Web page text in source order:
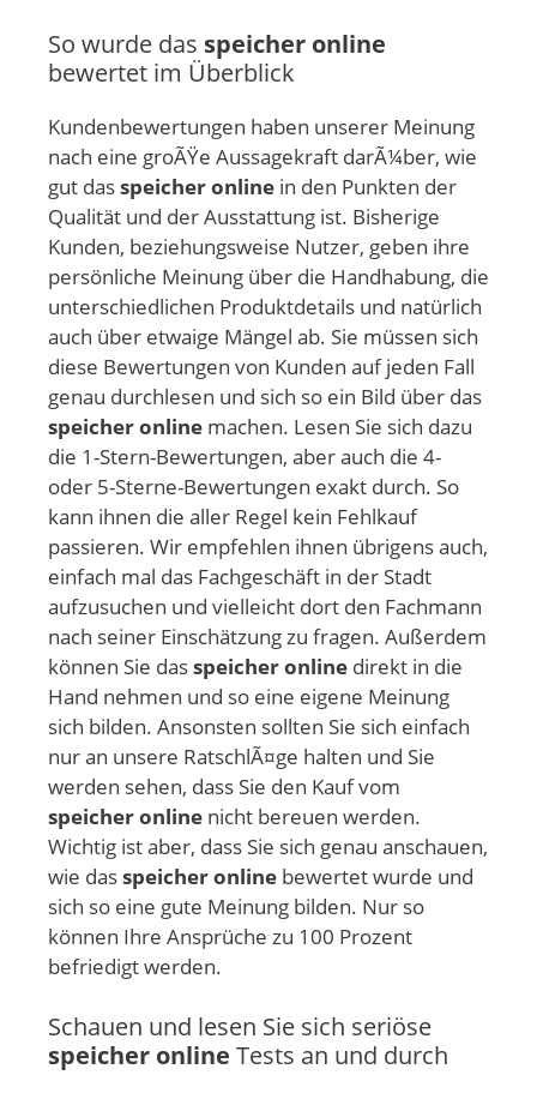
So wurde das speicher online
bewertet im Überblick
Kundenbewertungen haben unserer Meinung
nach eine groÃŸe Aussagekraft darÃ¼ber, wie
gut dasspeicher online in den Punkten der
Qualität und der Ausstattung ist. Bisherige
Kunden, beziehungsweise Nutzer, geben ihre
persönliche Meinung über die Handhabung, die
unterschiedlichen Produktdetails und natürlich
auch über etwaige Mängel ab. Sie müssen sich
diese Bewertungen von Kunden auf jeden Fall
genau durchlesen und sich so ein Bild über das
speicher online machen. Lesen Sie sich dazu
die 1-Stern-Bewertungen, aber auch die 4-
oder 5-Sterne-Bewertungen exakt durch. So
kann ihnen die aller Regel kein Fehlkauf
passieren. Wir empfehlen ihnen übrigens auch,
einfach mal das Fachgeschäft in der Stadt
aufzusuchen und vielleicht dort den Fachmann
nach seiner Einschätzung zu fragen. Außerdem
können Sie dasspeicher online direkt in die
Hand nehmen und so eine eigene Meinung
sich bilden. Ansonsten sollten Sie sich einfach
nur an unsere RatschlÃ¤ge halten und Sie
werden sehen, dass Sie den Kauf vom
speicher online nicht bereuen werden.
Wichtig ist aber, dass Sie sich genau anschauen,
wie dasspeicher online bewertet wurde und
sich so eine gute Meinung bilden. Nur so
können Ihre Ansprüche zu 100 Prozent
befriedigt werden.
Schauen und lesen Sie sich seriöse
speicher online Tests an und durch